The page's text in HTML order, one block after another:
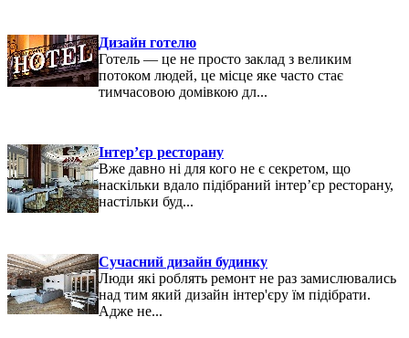
Дизайн готелю
Готель — це не просто заклад з великим
потоком людей, це місце яке часто стає
тимчасовою домівкою дл...
Інтер’єр ресторану
Вже давно ні для кого не є секретом, що
наскільки вдало підібраний інтер’єр ресторану,
настільки буд...
Сучасний дизайн будинку
Люди які роблять ремонт не раз замислювались
над тим який дизайн інтер'єру їм підібрати.
Адже не...